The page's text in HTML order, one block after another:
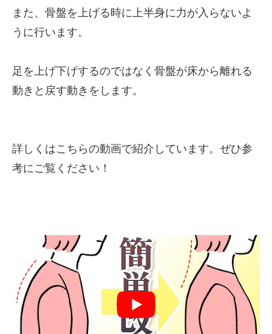
また、骨盤を上げる時に上半身に力が入らないよ
うに行います。
足を上げ下げするのではなく骨盤が床から離れる
動きと戻す動きをします。
詳しくはこちらの動画で紹介しています。ぜひ参
考にご覧ください！